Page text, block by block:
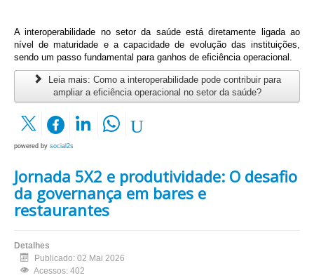
A interoperabilidade no setor da saúde está diretamente ligada ao
nível de maturidade e a capacidade de evolução das instituições,
sendo um passo fundamental para ganhos de eficiência operacional.
Leia mais: Como a interoperabilidade pode contribuir para
ampliar a eficiência operacional no setor da saúde?
powered by social2s
Jornada 5X2 e produtividade: O desafio
da governança em bares e
restaurantes
Detalhes
Publicado: 02 Mai 2026
Acessos: 402